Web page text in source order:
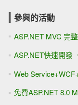
參與的活動
ASP.NET MVC 完
ASP.NET快速開發
Web
免費ASP.NET 8.0